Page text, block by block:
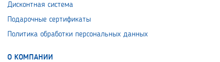
Дисконтная система
Подарочные сертификаты
Политика обработки персональных данных
О КОМПАНИИ